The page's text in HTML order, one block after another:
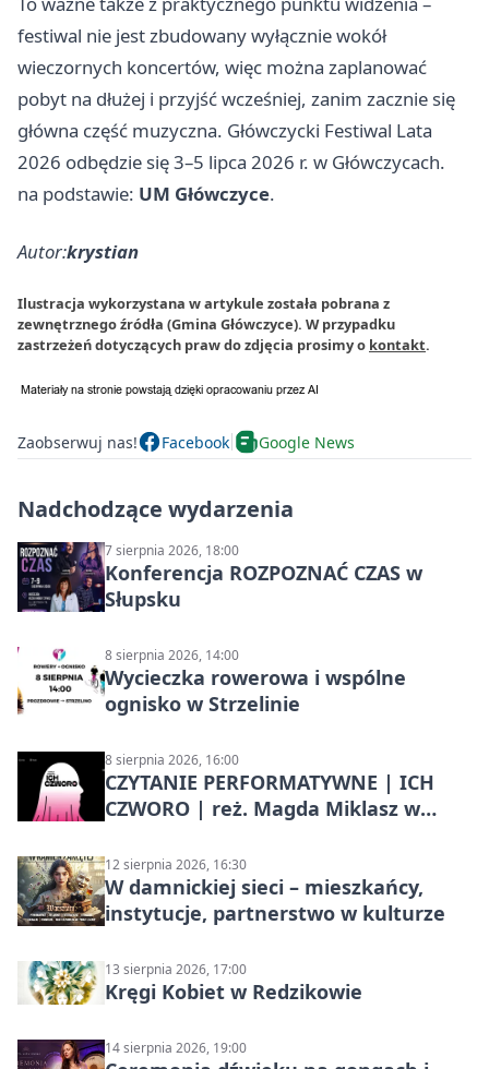
festiwal nie jest zbudowany wyłącznie wokół
wieczornych koncertów, więc można zaplanować
pobyt na dłużej i przyjść wcześniej, zanim zacznie się
główna część muzyczna. Główczycki Festiwal Lata
2026 odbędzie się 3–5 lipca 2026 r. w Główczycach.
na podstawie: UM Główczyce.
Autor:krystian
Ilustracja wykorzystana w artykule została pobrana z
zewnętrznego źródła (Gmina Główczyce). W przypadku
zastrzeżeń dotyczących praw do zdjęcia prosimy o kontakt.
Zaobserwuj nas! Facebook Google News
Nadchodzące wydarzenia
7 sierpnia 2026, 18:00
Konferencja ROZPOZNAĆ CZAS w
Słupsku
8 sierpnia 2026, 14:00
Wycieczka rowerowa i wspólne
ognisko w Strzelinie
8 sierpnia 2026, 16:00
CZYTANIE PERFORMATYWNE | ICH
CZWORO | reż. Magda Miklasz w
12 sierpnia 2026, 16:30
W damnickiej sieci – mieszkańcy,
instytucje, partnerstwo w kulturze
13 sierpnia 2026, 17:00
Kręgi Kobiet w Redzikowie
14 sierpnia 2026, 19:00